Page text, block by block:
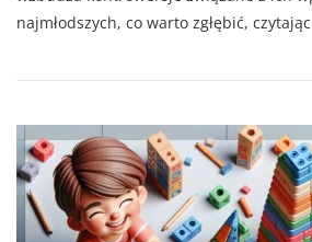
najmłodszych, co warto zgłębić,